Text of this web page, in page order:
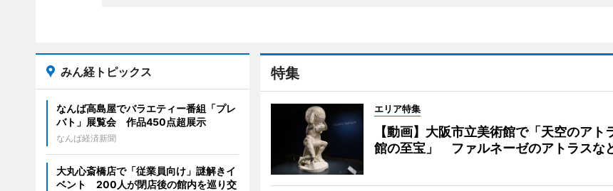
特集
エリア特集
【動画】大阪市立美術館で「天空のアト
館の至宝」 ファルネーゼのアトラスな
みん経トピックス
なんば高島屋でバラエティー番組「プレ
バト」展覧会 作品450点超展示
なんば経済新聞
大丸心斎橋店で「従業員向け」謎解きイ
ベント 200人が閉店後の館内を巡り交